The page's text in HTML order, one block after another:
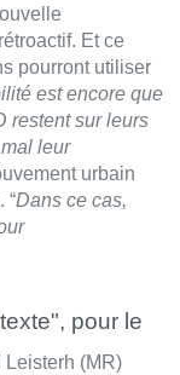
Et ce
pourront utiliser
est encore que
restent sur leurs
leur
urbain
“Dans ce cas,
pour le
Leisterh (MR)